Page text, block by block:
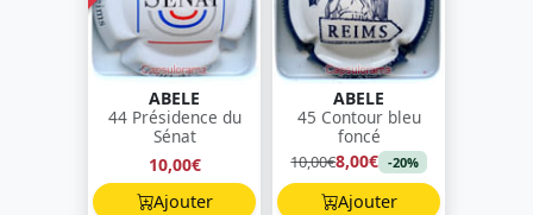
ABELE
44 Présidence du
Sénat
10,00€
Ajouter
ABELE
45 Contour bleu
foncé
10,00€8,00€ -20%
Ajouter